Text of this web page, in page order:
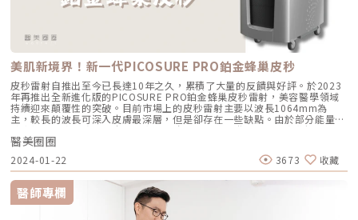
懷孕與生產後掉髮：因雌激素變化，部分女性產後會經歷短暫性掉髮。-甲
狀腺功能異常：甲狀腺素過多或過少都可能影響毛髮生長。-更年期：雌激
素下降可能導致女性髮量變稀疏。5. 頭皮問題與疾病維持健康的頭皮狀態有
助於頭髮生長，但某些疾病可能引發禿頭問題。-脂溢性皮炎：油脂分泌異
常，導致頭皮發炎、毛囊堵塞。-頭癬：真菌感染造成局部禿髮，常見於兒
童。-圓禿（Alopecia Areata）：免疫系統錯誤攻擊毛囊，造成圓形禿斑。
6. 過度美髮與不當保養過度燙染、長期使用造型產品、過度拉扯頭髮，都可
能導致頭皮受損，增加掉髮風險。-過度清潔：洗頭過於頻繁可能影響頭皮
油脂平衡。-使用刺激性產品：化學成分過強的染劑可能傷害毛囊。如何預
防與改善禿頭？-維持健康飲食：攝取足夠蛋白質、鐵、鋅、維生素B群，確
保毛囊獲得充足養分。-減少壓力：適當運動、規律作息、冥想等方法有助
於舒緩壓力，避免壓力型掉髮。-選擇適合的洗護產品：避免使用過於刺激
的洗髮精，選擇溫和配方來保護頭皮健康。-避免過度美髮處理：盡量減少
燙染次數，避免頻繁使用電捲棒、高溫吹風機。-尋求專業醫療建議：如果
掉髮情況嚴重，建議尋求皮膚科或植髮專家的專業診斷，評估適合的治療方
式，如 口服藥物、外用生髮液、低能量雷射、植髮手術 等。延伸閱讀：紋
髮是什麼？該做紋髮還是植髮好？帶你認識兩者功效有何不同PRP生髮治療
有效嗎？5分鐘瞭解原理、好處及適用族群植髮後還會掉嗎？5個落髮原因、
美肌新境界！新一代PICOSURE PRO鉑金蜂巢皮秒
皮秒雷射自推出至今已長達10年之久，累積了大量的反饋與好評。於2023
年再推出全新進化版的PICOSURE PRO鉑金蜂巢皮秒雷射，美容醫學領域
持續迎來顛覆性的突破。目前市場上的皮秒雷射主要以波長1064mm為
主，較長的波長可深入皮膚最深層，但是卻存在一些缺點。由於部分能量會
被血紅素吸收，將提升皮下出血的風險，並可能引發反黑等不良狀況。那
麼，全新推出的PICOSURE Pro鉑金蜂巢皮秒雷射究竟帶來了哪些令人振奮
的重要突破？就讓小編來解析各個層面有哪些亮點！關於PICOSURE PRO
鉑金蜂巢皮秒源自美國原廠皮秒雷射PicoSure儀器，配備最先進的專利技
術「鉑金蜂巢透鏡」，並引入 Turbo mode 以縮短輸出時間，進一步減少
熱傷害。755nm雷射波長配合每一道雷射在極短的皮秒時間（550×10⁻¹²
秒內），能夠將黑色素震碎，喚醒肌膚無暇之美。榮獲美國FDA、歐盟CE以
及台灣衛福部適應症認證，適用範圍包括黑色素斑、色素沈澱、痘疤、皺
醫美圈圈
2024-01-22 3673 收藏
醫師專欄